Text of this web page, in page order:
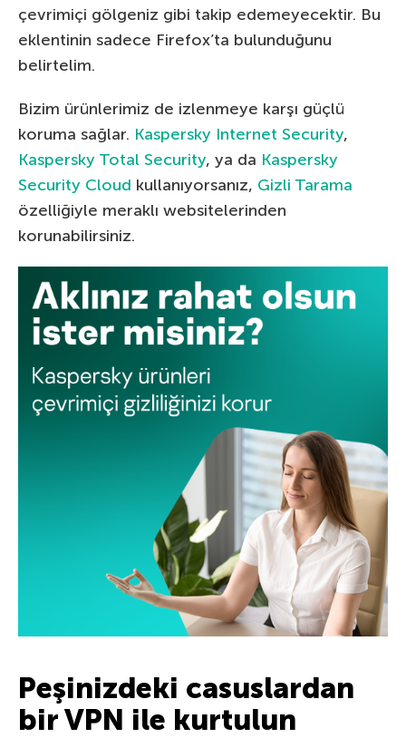
çevrimiçi gölgeniz gibi takip edemeyecektir. Bu
eklentinin sadece Firefox’ta bulunduğunu
belirtelim.
Bizim ürünlerimiz de izlenmeye karşı güçlü
koruma sağlar. Kaspersky Internet Security,
Kaspersky Total Security, ya da Kaspersky
Security Cloud kullanıyorsanız, Gizli Tarama
özelliğiyle meraklı websitelerinden
korunabilirsiniz.
Peşinizdeki casuslardan
bir VPN ile kurtulun